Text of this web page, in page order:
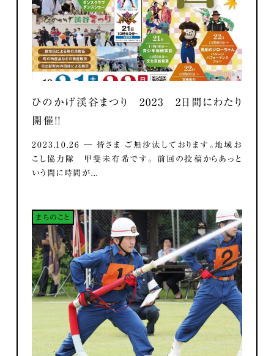
ひのかげ渓谷まつり 2023 2日間にわたり
開催！！
2023.10.26 ― 皆さま ご無沙汰しております。地域お
こし協力隊 甲斐未有希です。 前回の投稿からあっと
いう間に時間が...
まちのこと